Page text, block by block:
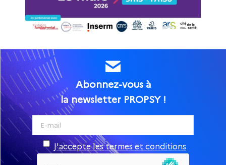
Abonnez-vous à
la newsletter PROPSY !
J'accepte les termes et conditions